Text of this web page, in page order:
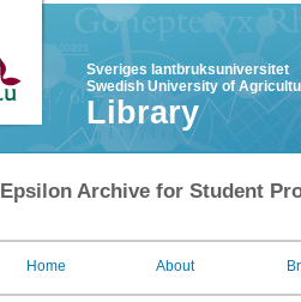
Sveriges lantbruksuniversitet
Swedish University of
Library
Epsilon Archive for Student
Home About